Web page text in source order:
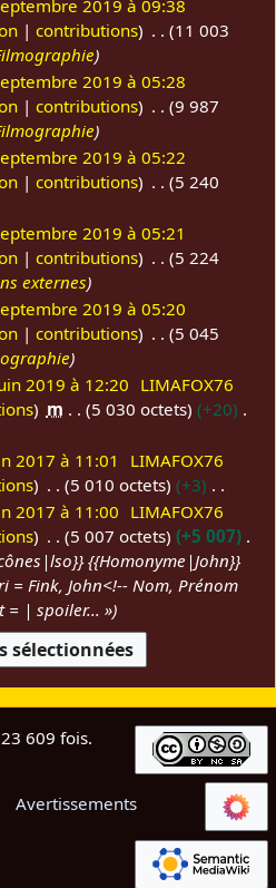
2019 à 09:38
contributions
11 003
2019 à 05:28
contributions
9 987
2019 à 05:22
contributions
5 240
2019 à 05:21
contributions
5 224
externes
2019 à 05:20
contributions
5 045
2019 à 12:20 LIMAFOX76
m 5 030 octets
+20
2017 à 11:01
LIMAFOX76
5 010 octets
+3
2017 à 11:00
LIMAFOX76
5 007 octets
+5 007
{{Homonyme|John}}
Fink, John<!-- Nom, Prénom
= | spoiler... »
609 fois.
Avertissements